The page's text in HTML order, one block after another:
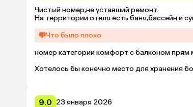
Чистый номер,не уставший ремонт.
На территории отеля есть баня,бассейн и
Что было плохо
номер категории комфорт с балконом прям
Хотелось бы конечно место для хранения
9.0 23 января 2026